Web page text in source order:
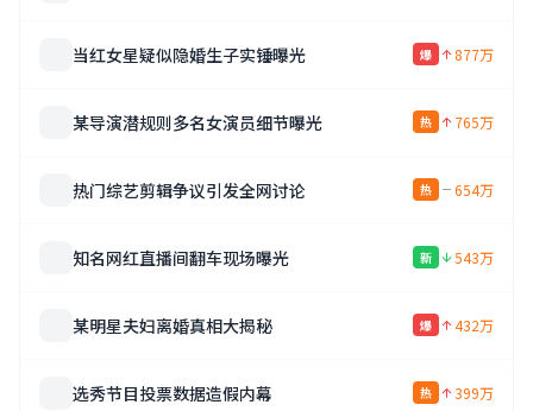
当红女星疑似隐婚生子实锤曝光 爆 877万
某导演潜规则多名女演员细节曝光 热 765万
热门综艺剪辑争议引发全网讨论 热 654万
知名网红直播间翻车现场曝光 新 543万
某明星夫妇离婚真相大揭秘 爆 432万
选秀节目投票数据造假内幕 热 399万